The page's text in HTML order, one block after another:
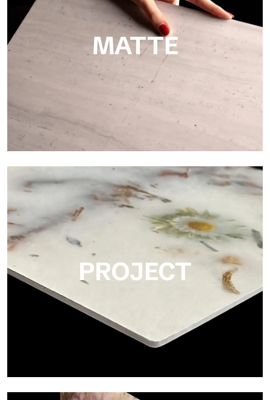
che riproduce con maestria l’eleganza della levigatura di marmi
MATTE
Ultralight Matte è una lastra decorativa con finitura satinata
opaca che emula l’eleganza tattile dei marmi e delle pietre lisce
PROJECT